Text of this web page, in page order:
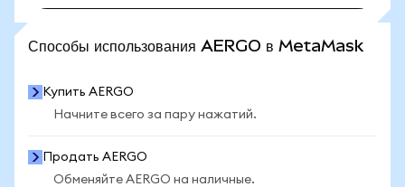
Способы использования AERGO в MetaMask
Купить AERGO
Начните всего за пару нажатий.
Продать AERGO
Обменяйте AERGO на наличные.